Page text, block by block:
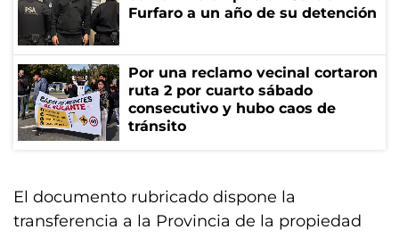
Furfaro a un año de su detención
Por una reclamo vecinal cortaron
ruta 2 por cuarto sábado
consecutivo y hubo caos de
tránsito
El documento rubricado dispone la
transferencia a la Provincia de la propiedad